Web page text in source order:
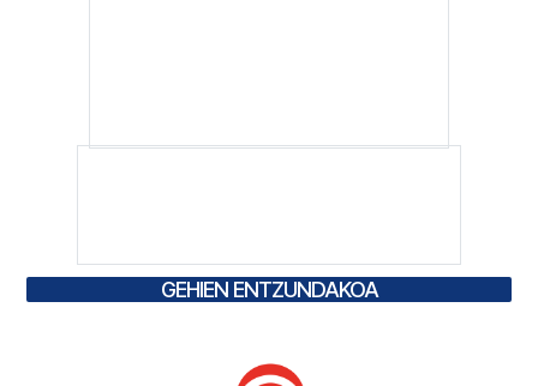
GEHIEN ENTZUNDAKOA